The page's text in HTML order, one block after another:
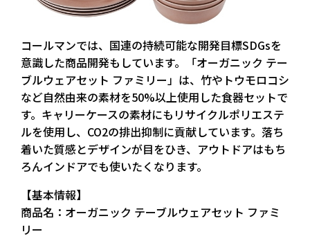
コールマンでは、国連の持続可能な開発目標SDGsを
意識した商品開発もしています。「オーガニック テー
ブルウェアセット ファミリー」は、竹やトウモロコシ
など自然由来の素材を50%以上使用した食器セットで
す。キャリーケースの素材にもリサイクルポリエステ
ルを使用し、CO2の排出抑制に貢献しています。落ち
着いた質感とデザインが目をひき、アウトドアはもち
ろんインドアでも使いたくなります。
【基本情報】
商品名：オーガニック テーブルウェアセット ファミ
リー